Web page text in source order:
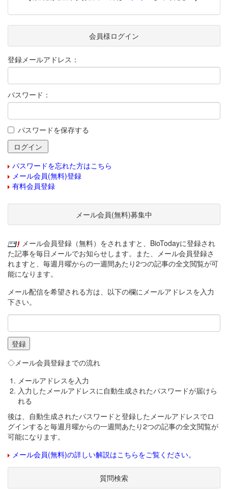
会員様ログイン
登録メールアドレス：
パスワード：
パスワードを保存する
パスワードを忘れた方はこちら
メール会員(無料)登録
有料会員登録
メール会員(無料)募集中
メール会員登録（無料）をされますと、BioTodayに登録され
た記事を毎日メールでお知らせします。また、メール会員登録さ
れますと、毎週月曜からの一週間あたり2つの記事の全文閲覧が可
能になります。
メール配信を希望される方は、以下の欄にメールアドレスを入力
下さい。
◇メール会員登録までの流れ
メールアドレスを入力
入力したメールアドレスに自動生成されたパスワードが届けら
れる
後は、自動生成されたパスワードと登録したメールアドレスでロ
グインすると毎週月曜からの一週間あたり2つの記事の全文閲覧が
可能になります。
メール会員(無料)の詳しい解説はこちらをご覧ください。
質問検索